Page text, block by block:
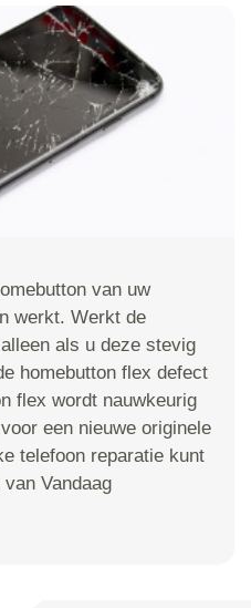
van uw
werkt. Werkt de
als u deze stevig
homebutton flex defect
flex wordt nauwkeurig
een nieuwe originele
telefoon reparatie kunt
Vandaag